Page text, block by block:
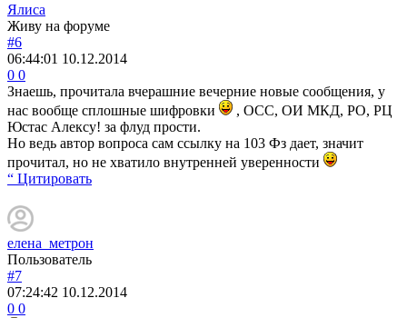
Ялиса
Живу на форуме
#6
06:44:01 10.12.2014
0 0
Знаешь, прочитала вчерашние вечерние новые сообщения, у
нас вообще сплошные шифровки
, ОСС, ОИ МКД, РО, РЦ
Юстас Алексу! за флуд прости.
Но ведь автор вопроса сам ссылку на 103 Фз дает, значит
прочитал, но не хватило внутренней уверенности
“ Цитировать
елена_метрон
Пользователь
#7
07:24:42 10.12.2014
0 0